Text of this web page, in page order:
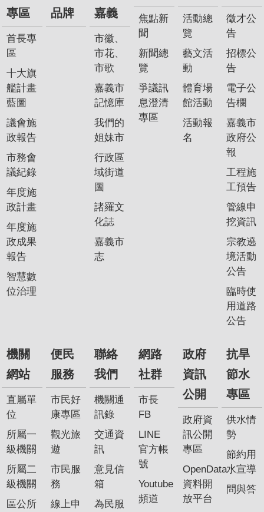
專區
首長專
區
十大旗
艦計畫
藍圖
議會施
政報告
市務會
議紀錄
年度施
政計畫
年度施
政成果
報告
智慧數
位治理
品牌
嘉義
市徽、
市花、
市歌
嘉義市
記憶庫
我們的
姐妹市
行政區
域街道
圖
諸羅文
化誌
嘉義市
志
焦點新
聞
新聞總
覽
爭議訊
息澄清
專區
活動總
覽
藝文活
動
體育場
館活動
活動報
名
徵才公
告
招標公
告
電子公
告欄
嘉義市
政府公
報
工程施
工預告
管線申
挖資訊
宗教遶
境活動
公告
臨時使
用道路
公告
機關
網站
直屬單
位
所屬一
級機關
所屬二
級機關
區公所
便民
服務
市民好
康專區
觀光旅
遊
市民服
務
線上申
聯絡
我們
機關通
訊錄
交通資
訊
意見信
箱
為民服
網路
社群
市長
FB
LINE
官方帳
號
Youtube
頻道
政府
資訊
公開
政府資
訊公開
專區
OpenData
資料開
放平台
抗旱
節水
專區
供水情
勢
節約用
水宣導
問與答